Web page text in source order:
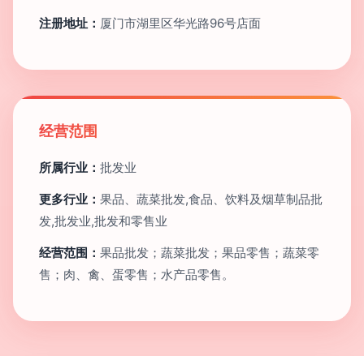
注册地址： 厦门市湖里区华光路96号店面
经营范围
所属行业： 批发业
更多行业： 果品、蔬菜批发,食品、饮料及烟草制品批
发,批发业,批发和零售业
经营范围： 果品批发；蔬菜批发；果品零售；蔬菜零
售；肉、禽、蛋零售；水产品零售。